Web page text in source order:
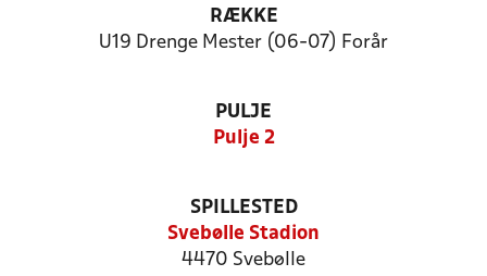
RÆKKE
U19 Drenge Mester (06-07) Forår
PULJE
Pulje 2
SPILLESTED
Svebølle Stadion
4470 Svebølle